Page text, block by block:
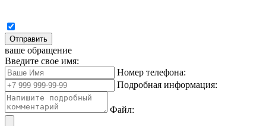
Отправить
ваше обращение
Введите свое имя:
Номер телефона:
Подробная информация:
Файл: